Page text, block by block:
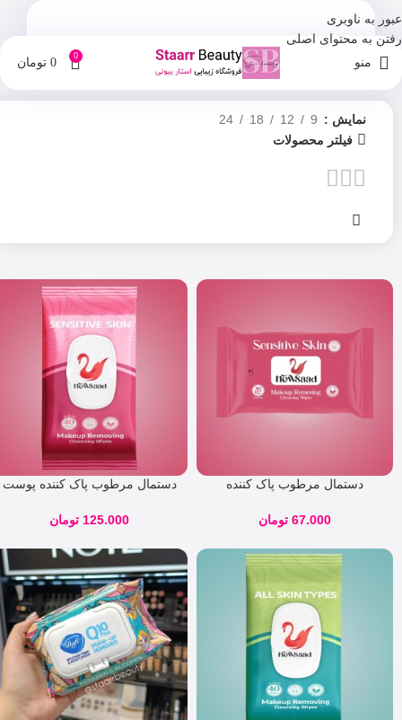
عبور به ناوبری
رفتن به محتوای اصلی
منو 0
0 تومان
نمایش 9
12
18
24
فیلتر محصولات
دستمال مرطوب پاک‌ کننده
برگی67.000 تومان
دستمال مرطوب پاک‌ کننده پوست
125.000 تومان